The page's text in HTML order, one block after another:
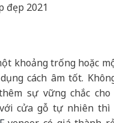
khoảng trống hoặc
cách âm tốt.
sự vững chắc cho
cửa gỗ tự nhiên thì